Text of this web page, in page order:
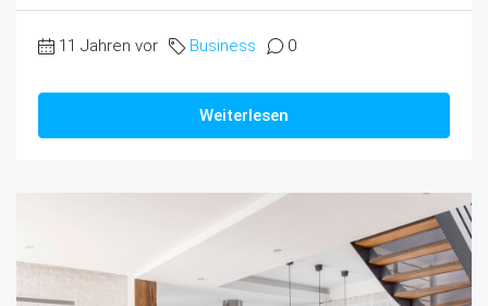
11 Jahren vor Business 0
Weiterlesen